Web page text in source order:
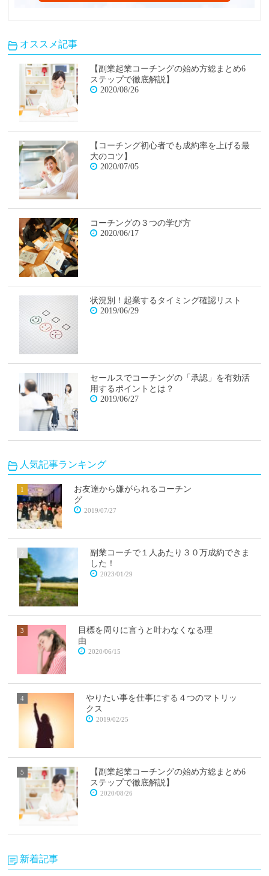
オススメ記事
【副業起業コーチングの始め方総まとめ6
ステップで徹底解説】
2020/08/26
【コーチング初心者でも成約率を上げる最
大のコツ】
2020/07/05
コーチングの３つの学び方
2020/06/17
状況別！起業するタイミング確認リスト
2019/06/29
セールスでコーチングの「承認」を有効活
用するポイントとは？
2019/06/27
人気記事ランキング
お友達から嫌がられるコーチン
グ
2019/07/27
副業コーチで１人あたり３０万成約できま
した！
2023/01/29
目標を周りに言うと叶わなくなる理
由
2020/06/15
やりたい事を仕事にする４つのマトリッ
クス
2019/02/25
【副業起業コーチングの始め方総まとめ6
ステップで徹底解説】
2020/08/26
新着記事